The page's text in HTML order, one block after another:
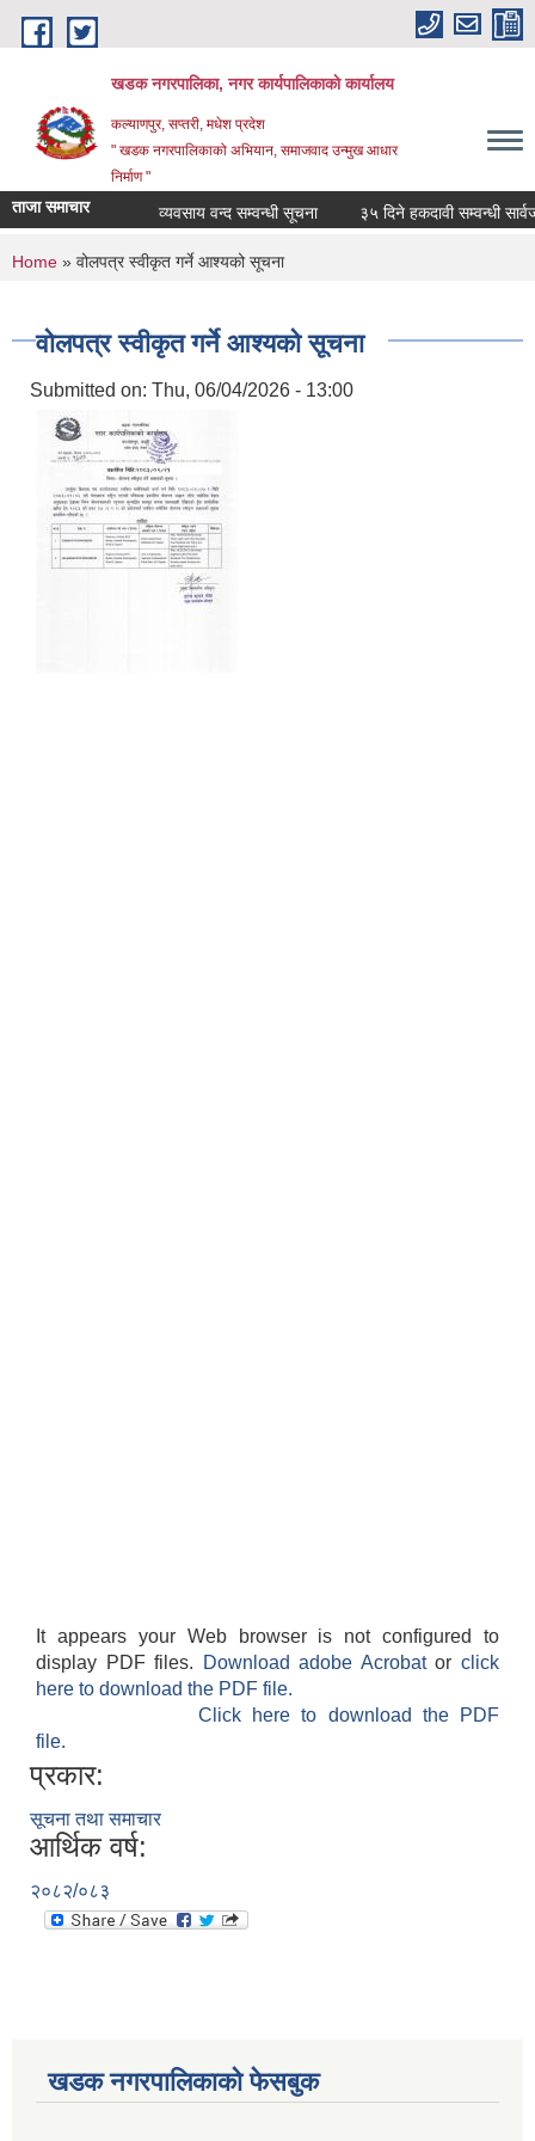
Skip to main content
खडक नगरपालिका, नगर कार्यपालिकाकाे कार्यालय
कल्याणपुर, सप्तरी, मधेश प्रदेश
" खडक नगरपालिकाको अभियान, समाजवाद उन्मुख आधार
निर्माण "
ताजा समाचार व्यवसाय वन्द सम्वन्धी सूचना ३५ दिने हकदावी सम्वन्धी
You are here
Home » वोलपत्र स्वीकृत गर्ने आश्यको सूचना
वोलपत्र स्वीकृत गर्ने आश्यको सूचना
Submitted on: Thu, 06/04/2026 - 13:00
It appears your Web browser is not configured to
display PDF files.
Download adobe Acrobatorclick
here to download the PDF file.
Click here to download the PDF
file.
प्रकार:
सूचना तथा समाचार
आर्थिक वर्ष:
२०८२/०८३
खडक नगरपालिकाको फेसबुक